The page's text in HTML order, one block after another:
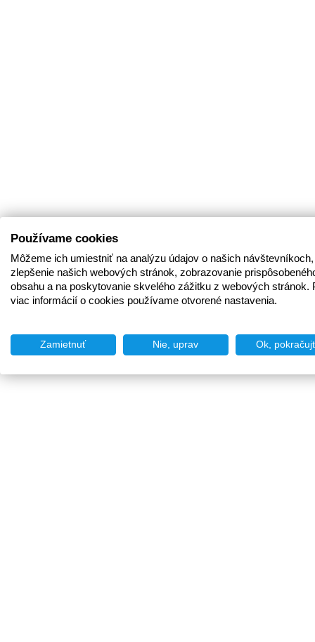
Používame cookies
Môžeme ich umiestniť na analýzu údajov o našich
zlepšenie našich webových stránok, zobrazovanie
obsahu a na poskytovanie skvelého zážitku z webových stránok.
viac informácií o cookies používame otvorené nastavenia.
Zamietnuť Nie, uprav Ok,